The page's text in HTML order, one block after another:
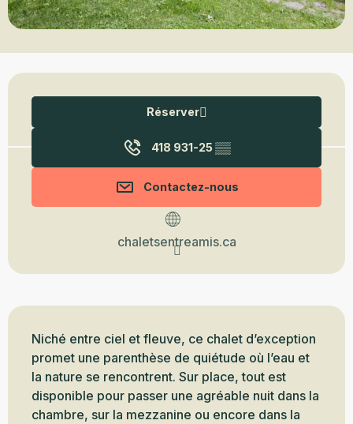
Ouverture et coordonnées
Réserver
418 931-25 ▒▒
Contactez-nous
chaletsentreamis.ca
Description
Niché entre ciel et fleuve, ce chalet d’exception
promet une parenthèse de quiétude où l’eau et
la nature se rencontrent. Sur place, tout est
disponible pour passer une agréable nuit dans la
chambre, sur la mezzanine ou encore dans la